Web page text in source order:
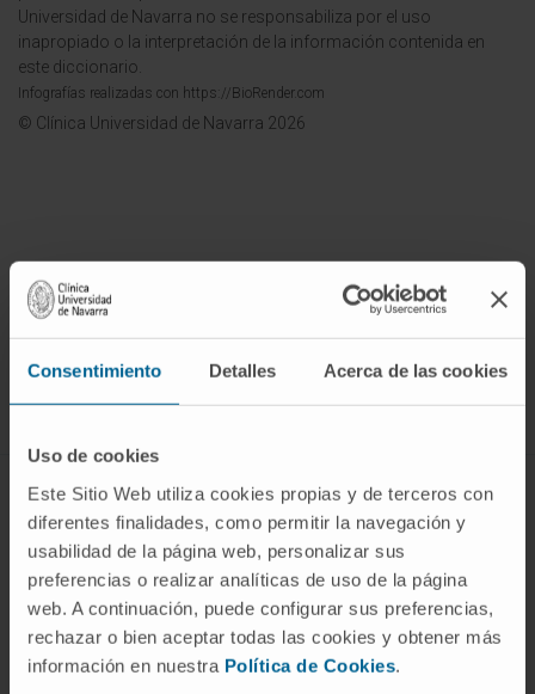
Consentimiento Detalles Acerca de las cookies
Uso de cookies
Este Sitio Web utiliza cookies propias y de terceros con
diferentes finalidades, como permitir la navegación y
usabilidad de la página web, personalizar sus
preferencias o realizar analíticas de uso de la página
web. A continuación, puede configurar sus preferencias,
rechazar o bien aceptar todas las cookies y obtener más
información en nuestra Política de Cookies.
Universidad de Navarra no se responsabiliza por el uso
inapropiado o la interpretación de la información contenida en
este diccionario.
Infografías realizadas con https://BioRender.com
© Clínica Universidad de Navarra 2026
¡Únete a nuestra comunidad!
ENFERMEDADES Y TRATAMIENTOS
Enfermedades
Pruebas diagnósticas
Cuidados en casa